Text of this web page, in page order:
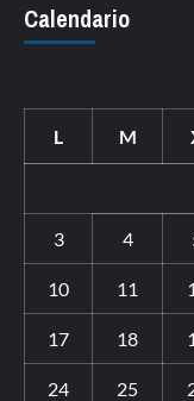
Calendario
L M
3 4
10 11
17 18
24 25